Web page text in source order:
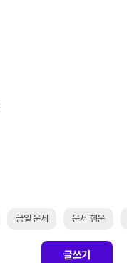
금일 운세 문서 행운
글쓰기